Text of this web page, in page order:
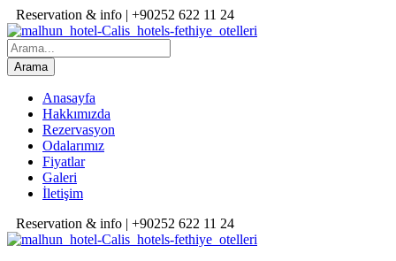
Reservation & info | +90252 622 11 24
Anasayfa
Hakkımızda
Rezervasyon
Odalarımız
Fiyatlar
Galeri
İletişim
Reservation & info | +90252 622 11 24